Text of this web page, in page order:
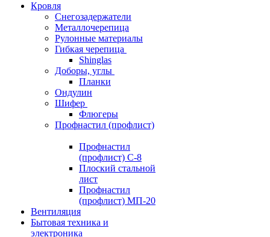
Кровля
Снегозадержатели
Металлочерепица
Рулонные материалы
Гибкая черепица
Shinglas
Доборы, углы
Планки
Ондулин
Шифер
Флюгеры
Профнастил (профлист)
Профнастил
(профлист) С-8
Плоский стальной
лист
Профнастил
(профлист) МП-20
Вентиляция
Бытовая техника и
электроника